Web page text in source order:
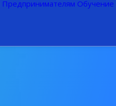
Предпринимателям Обучение